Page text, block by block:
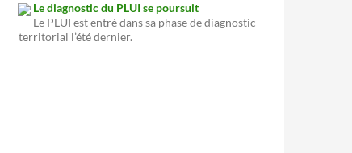
Le diagnostic du PLUI se poursuit
Le PLUI est entré dans sa phase de diagnostic
territorial l’été dernier.